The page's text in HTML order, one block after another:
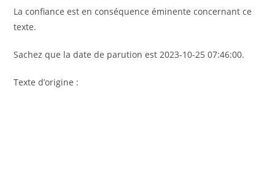
La confiance est en conséquence éminente concernant ce
texte.
Sachez que la date de parution est 2023-10-25 07:46:00.
Texte d’origine :